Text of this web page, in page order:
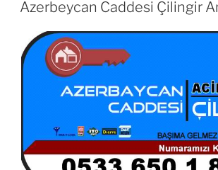
Azerbeycan Caddesi Çilingir